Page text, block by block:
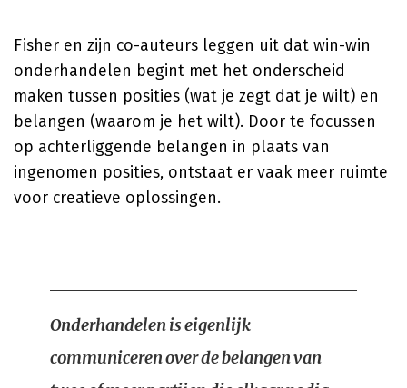
Fisher en zijn co-auteurs leggen uit dat win-win
onderhandelen begint met het onderscheid
maken tussen posities (wat je zegt dat je wilt) en
belangen (waarom je het wilt). Door te focussen
op achterliggende belangen in plaats van
ingenomen posities, ontstaat er vaak meer ruimte
voor creatieve oplossingen.
Onderhandelen is eigenlijk
communiceren over de belangen van